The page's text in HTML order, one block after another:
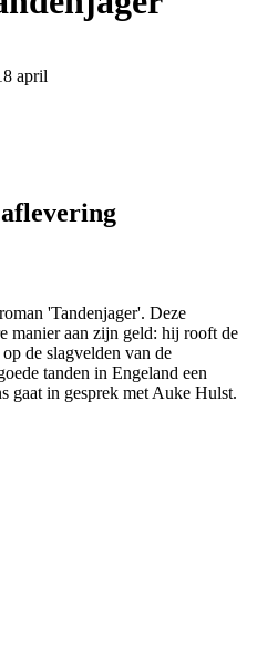
april
'Tandenjager'. Deze
manier aan zijn geld: hij rooft de
de slagvelden van de
tanden in Engeland een
gaat in gesprek met Auke Hulst.